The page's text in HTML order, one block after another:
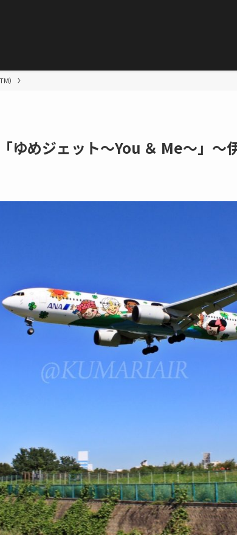
）
ゆめジェット～You ＆ Me～」～